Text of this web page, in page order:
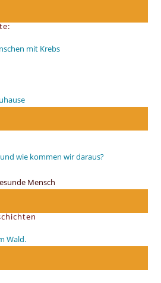
mit Krebs
wie kommen wir daraus?
Mensch
Wald.